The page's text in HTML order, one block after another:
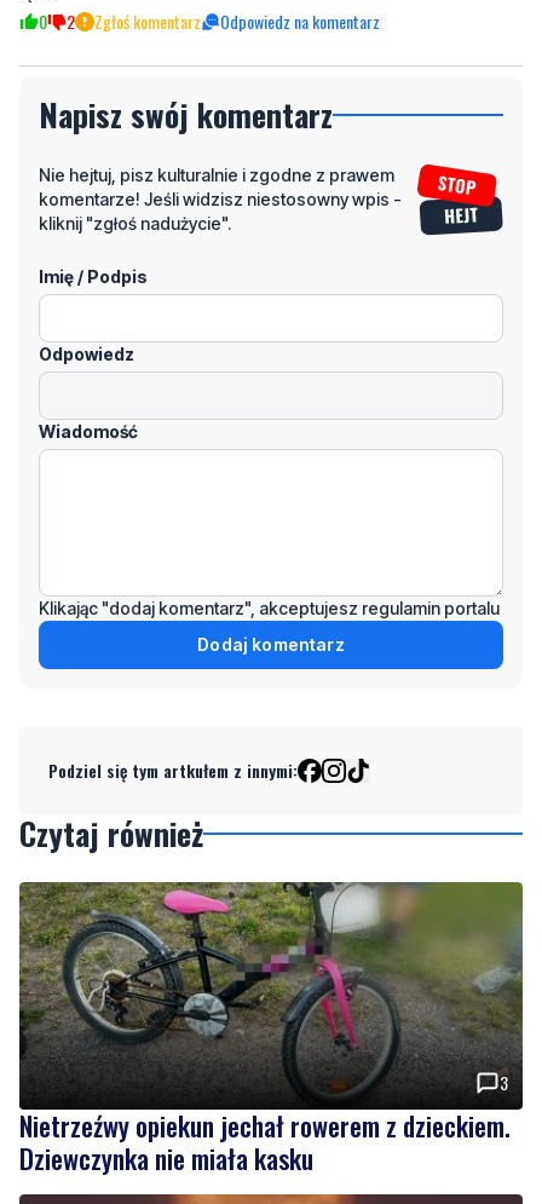
Napisz swój komentarz
komentarze! Jeśli widzisz niestosowny wpis -
kliknij "zgłoś nadużycie".
Imię / Podpis
Odpowiedz
Wiadomość
3
Nietrzeźwy opiekun jechał rowerem z dzieckiem.
Dziewczynka nie miała kasku